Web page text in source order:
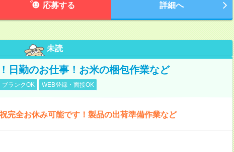
応募する 詳細へ
未読
日勤のお仕事！お米の梱包作業など
ブランクOK WEB登録・面接OK
完全お休み可能です！製品の出荷準備作業など